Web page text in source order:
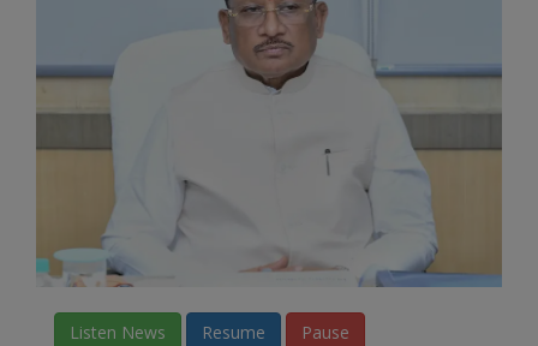
Listen News Resume Pause